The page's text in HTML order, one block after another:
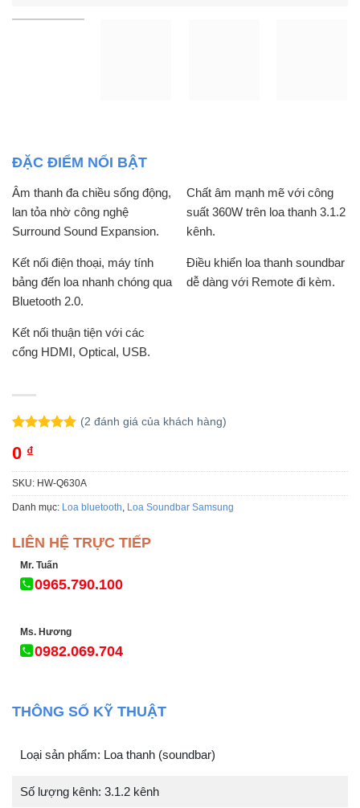
ĐẶC ĐIỂM NỔI BẬT
Âm thanh đa chiều sống động,
lan tỏa nhờ công nghệ
Surround Sound Expansion.
Chất âm mạnh mẽ với công
suất 360W trên loa thanh 3.1.2
kênh.
Kết nối điện thoại, máy tính
bảng đến loa nhanh chóng qua
Bluetooth 2.0.
Điều khiển loa thanh soundbar
dễ dàng với Remote đi kèm.
Kết nối thuận tiện với các
cổng HDMI, Optical, USB.
dựa trên
(2 đánh giá của khách hàng)
0 ₫
SKU: HW-Q630A
Danh mục: Loa bluetooth, Loa Soundbar Samsung
LIÊN HỆ TRỰC TIẾP
Mr. Tuấn
0965.790.100
Ms. Hương
0982.069.704
THÔNG SỐ KỸ THUẬT
Loại sản phẩm: Loa thanh (soundbar)
Số lượng kênh: 3.1.2 kênh